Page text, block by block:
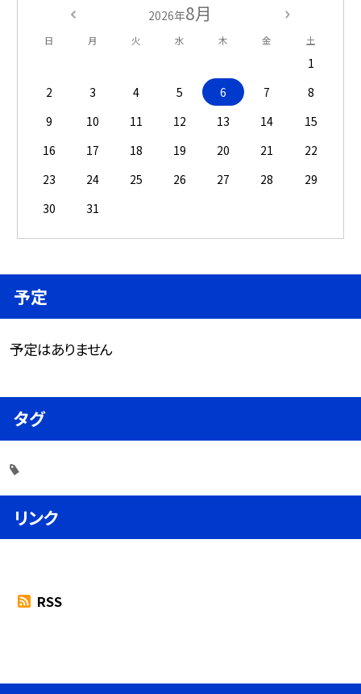
2026年8月
日 月 火 水 木 金 土
1
2
3 4 5 6 7
8
9
10 11 12 13 14
15
16
17 18 19 20 21
22
23
24 25 26 27 28
29
30
31
予定
予定はありません
タグ
リンク
RSS